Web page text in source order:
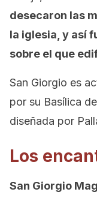
desecaron las
la iglesia, y así
sobre el que
San Giorgio es
por su Basílica
diseñada por
Los
San Giorgio